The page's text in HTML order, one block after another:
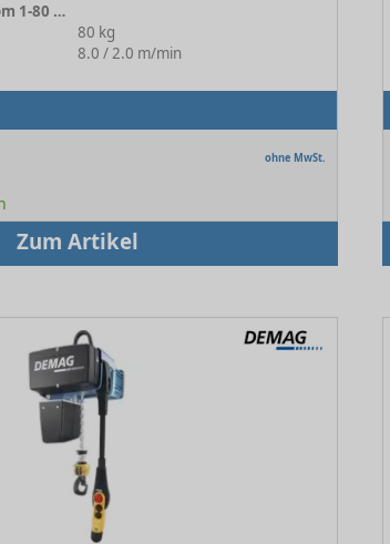
Elektrokettenzug DC-Com 1-80 1/1 H4 V8/2
80 kg
8.0 / 2.0 m/min
ohne MwSt.
Zum Artikel